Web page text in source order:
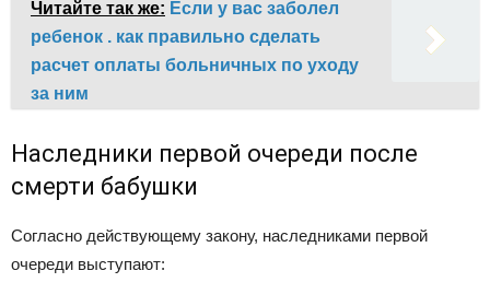
Читайте так же: Если у вас заболел
ребенок . как правильно сделать
расчет оплаты больничных по уходу
за ним
Наследники первой очереди после
смерти бабушки
Согласно действующему закону, наследниками первой
очереди выступают: